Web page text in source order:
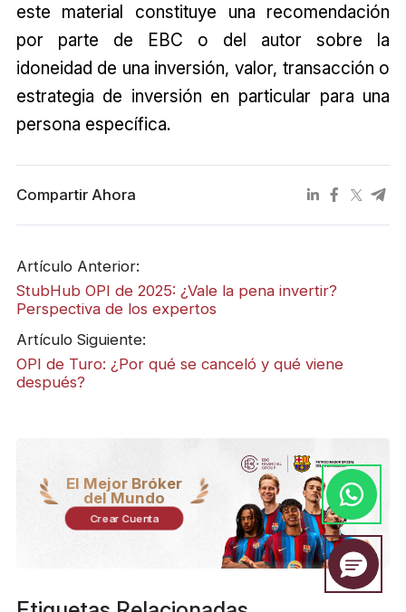
este material constituye una recomendación
por parte de EBC o del autor sobre la
idoneidad de una inversión, valor, transacción o
estrategia de inversión en particular para una
persona específica.
Compartir Ahora
Artículo Anterior:
StubHub OPI de 2025: ¿Vale la pena invertir?
Perspectiva de los expertos
Artículo Siguiente:
OPI de Turo: ¿Por qué se canceló y qué viene
después?
El Mejor Bróker
del Mundo
Crear Cuenta